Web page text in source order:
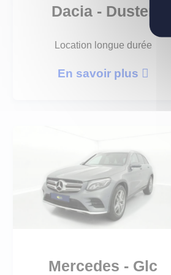
Dacia - Duster
Location longue durée
En savoir plus
Mercedes - Glc